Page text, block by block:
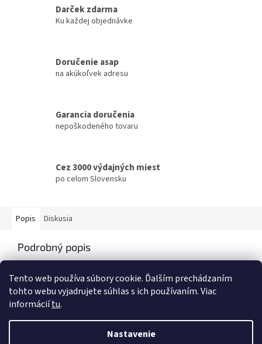
Tento web používa súbory cookie. Ďalším prechádzaním
tohto webu vyjadrujete súhlas s ich používaním. Viac
informáciítu.
Nastavenie
Darček zdarma
Ku každej objednávke
Doručenie asap
na akúkoľvek adresu
Garancia doručenia
nepoškodeného tovaru
Cez 3000 výdajných miest
po celom Slovensku
Popis Diskusia
Podrobný popis
Vytvoril Shoptet